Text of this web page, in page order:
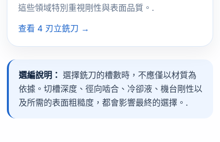
這些領域特別重視剛性與表面品質。.
查看 4 刃立銑刀 →
選編說明： 選擇銑刀的槽數時，不應僅以材質為
依據。切槽深度、徑向啮合、冷卻液、機台剛性以
及所需的表面粗糙度，都會影響最終的選擇。.